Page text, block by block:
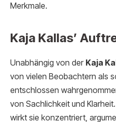
Merkmale.
Kaja Kallas’
Unabhängig von der Kaja
von vielen Beobachtern als
entschlossen
von Sachlichkeit und
wirkt sie konzentriert,